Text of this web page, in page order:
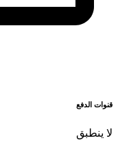
قنوات الدفع
لا ينطبق